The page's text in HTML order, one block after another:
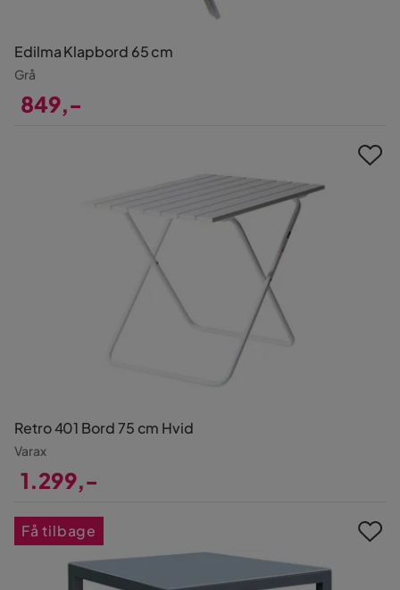
Edilma Klapbord 65 cm
Grå
849,-
Retro 401 Bord 75 cm Hvid
Varax
1.299,-
Få tilbage